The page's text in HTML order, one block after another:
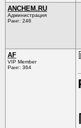
ANCHEM.RU
Администрация
Ранг: 246
AF
VIP Member
Ранг: 364